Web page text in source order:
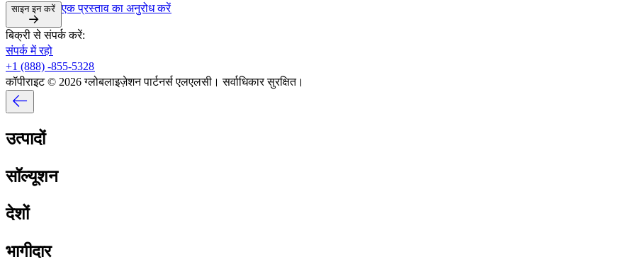
साइन इन करें​​ एक प्रस्ताव का अनुरोध करें​​
बिक्री से संपर्क करें:​​
संपर्क में रहो​​
+1 (888) -855-5328​​
कॉपीराइट © 2026 ग्लोबलाइज़ेशन पार्टनर्स एलएलसी। सर्वाधिकार सुरक्षित।​​
उत्पादों​​
सॉल्यूशन​​
देशों​​
भागीदार​​